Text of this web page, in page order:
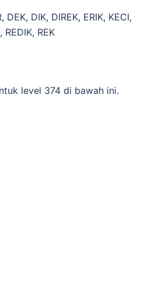
DIK, DIREK, ERIK, KECI,
REDIK, REK
level 374 di bawah ini.